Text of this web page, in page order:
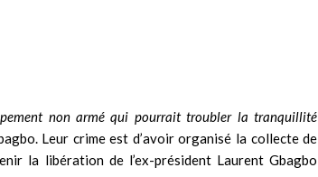
non armé qui pourrait troubler la tranquillité
Leur crime est d’avoir organisé la collecte de
la libération de l’ex-président Laurent Gbagbo